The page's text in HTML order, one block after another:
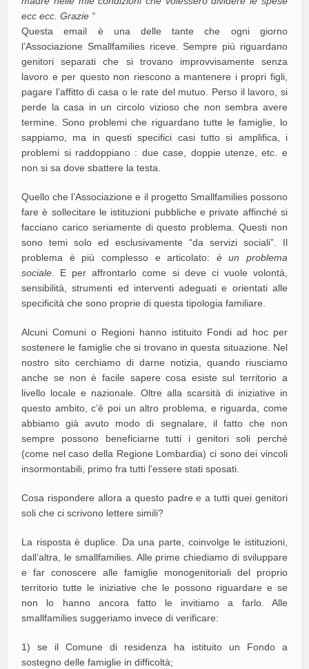
ecc ecc. Grazie “
Questa email è una delle tante che ogni giorno
l’Associazione Smallfamilies riceve. Sempre più riguardano
genitori separati che si trovano improvvisamente senza
lavoro e per questo non riescono a mantenere i propri figli,
pagare l’affitto di casa o le rate del mutuo. Perso il lavoro, si
perde la casa in un circolo vizioso che non sembra avere
termine. Sono problemi che riguardano tutte le famiglie, lo
sappiamo, ma in questi specifici casi tutto si amplifica, i
problemi si raddoppiano : due case, doppie utenze, etc. e
non si sa dove sbattere la testa.
Quello che l’Associazione e il progetto Smallfamilies possono
fare è sollecitare le istituzioni pubbliche e private affinché si
facciano carico seriamente di questo problema. Questi non
sono temi solo ed esclusivamente “da servizi sociali”. Il
problema è più complesso e articolato: è un problema
sociale. E per affrontarlo come si deve ci vuole volontà,
sensibilità, strumenti ed interventi adeguati e orientati alle
specificità che sono proprie di questa tipologia familiare.
Alcuni Comuni o Regioni hanno istituito Fondi ad hoc per
sostenere le famiglie che si trovano in questa situazione. Nel
nostro sito cerchiamo di darne notizia, quando riusciamo
anche se non è facile sapere cosa esiste sul territorio a
livello locale e nazionale. Oltre alla scarsità di iniziative in
questo ambito, c’è poi un altro problema, e riguarda, come
abbiamo già avuto modo di segnalare, il fatto che non
sempre possono beneficiarne tutti i genitori soli perché
(come nel caso della Regione Lombardia) ci sono dei vincoli
insormontabili, primo fra tutti l’essere stati sposati.
Cosa rispondere allora a questo padre e a tutti quei genitori
soli che ci scrivono lettere simili?
La risposta è duplice. Da una parte, coinvolge le istituzioni,
dall’altra, le smallfamilies. Alle prime chiediamo di sviluppare
e far conoscere alle famiglie monogenitoriali del proprio
territorio tutte le iniziative che le possono riguardare e se
non lo hanno ancora fatto le invitiamo a farlo. Alle
smallfamilies suggeriamo invece di verificare:
1) se il Comune di residenza ha istituito un Fondo a
sostegno delle famiglie in difficoltà;